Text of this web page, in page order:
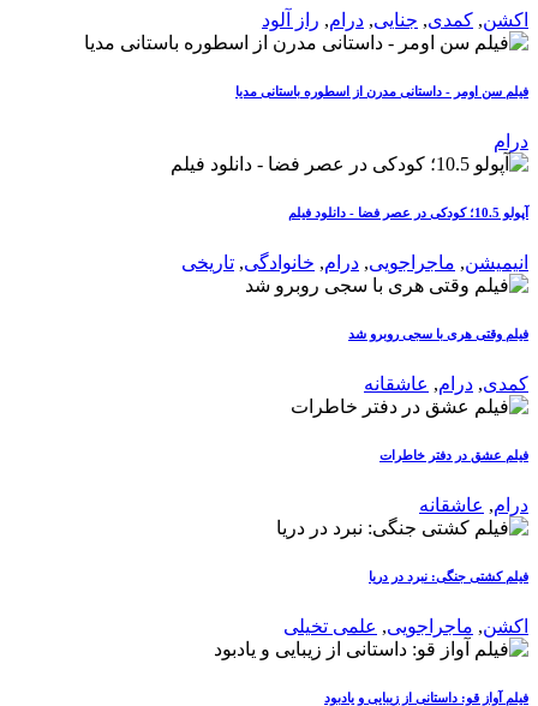
اکشن, کمدی, جنایی, درام, راز آلود
فیلم سن اومر - داستانی مدرن از اسطوره باستانی مدیا
درام
آپولو 10.5؛ کودکی در عصر فضا - دانلود فیلم
انیمیشن, ماجراجویی, درام, خانوادگی, تاریخی
فیلم وقتی هری با سجی روبرو شد
کمدی, درام, عاشقانه
فیلم عشق در دفتر خاطرات
درام, عاشقانه
فیلم کشتی جنگی: نبرد در دریا
اکشن, ماجراجویی, علمی تخیلی
فیلم آواز قو: داستانی از زیبایی و یادبود